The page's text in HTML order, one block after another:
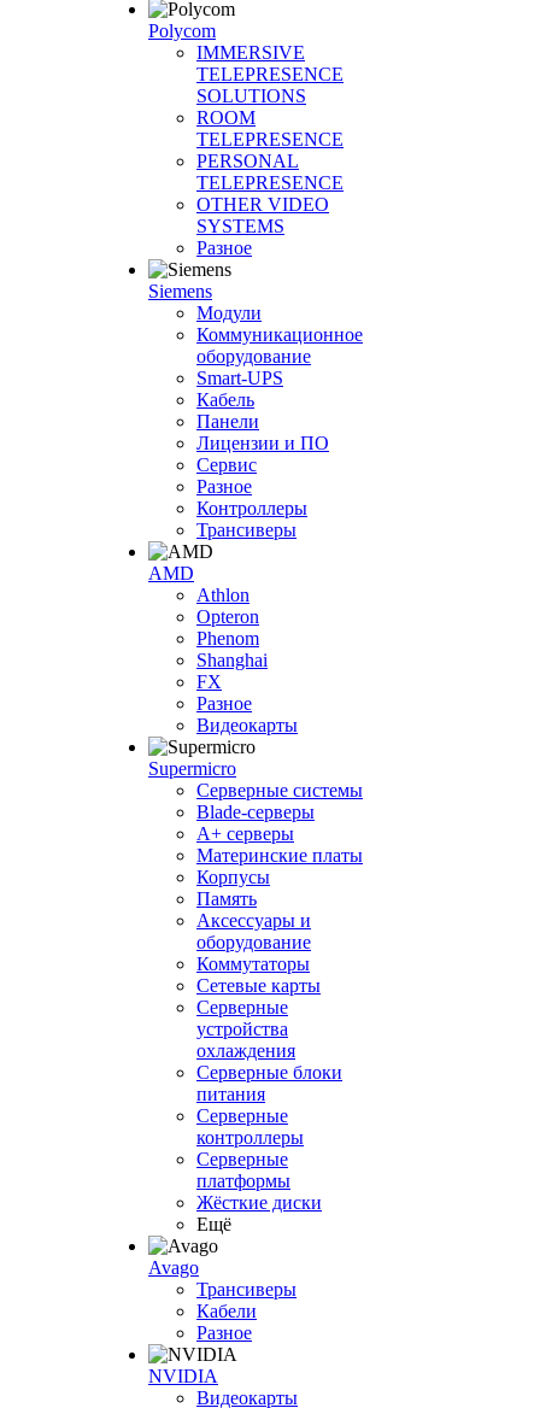
Polycom
IMMERSIVE
TELEPRESENCE
SOLUTIONS
ROOM
TELEPRESENCE
PERSONAL
TELEPRESENCE
OTHER VIDEO
SYSTEMS
Разное
Siemens
Модули
Коммуникационное
оборудование
Smart-UPS
Кабель
Панели
Лицензии и ПО
Сервис
Разное
Контроллеры
Трансиверы
AMD
Athlon
Opteron
Phenom
Shanghai
FX
Разное
Видеокарты
Supermicro
Серверные системы
Blade-серверы
A+ серверы
Материнские платы
Корпусы
Память
Аксессуары и
оборудование
Коммутаторы
Сетевые карты
Серверные
устройства
охлаждения
Серверные блоки
питания
Серверные
контроллеры
Серверные
платформы
Жёсткие диски
Ещё
Avago
Трансиверы
Кабели
Разное
NVIDIA
Видеокарты